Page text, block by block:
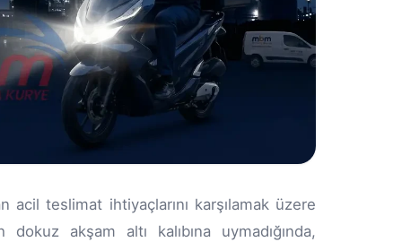
teslimat ihtiyaçlarını karşılamak üzere
akşam altı kalıbına uymadığında,